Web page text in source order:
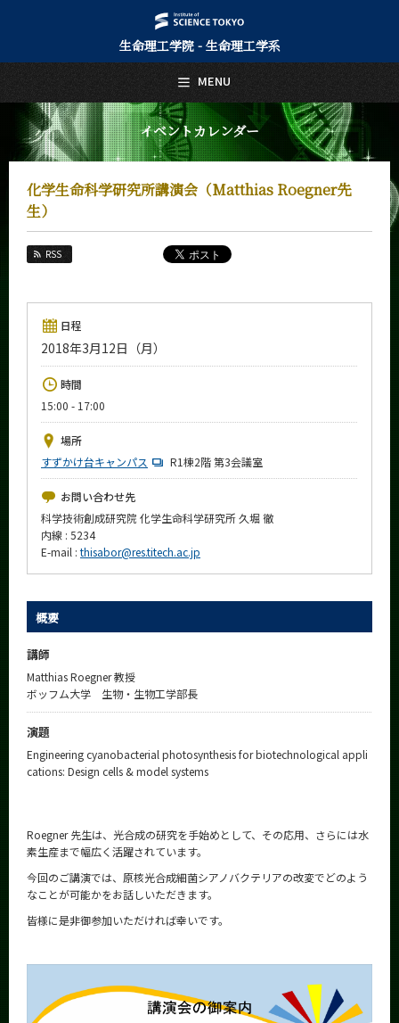
生命理工学院 - 生命理工学系
イベントカレンダー
化学生命科学研究所講演会（Matthias Roegner先
生）
RSS
日程
2018年3月12日（月）
時間
15:00 - 17:00
場所
すずかけ台キャンパス
R1棟2階 第3会議室
お問い合わせ先
科学技術創成研究院 化学生命科学研究所 久堀 徹
内線 : 5234
E-mail :thisabor@res.titech.ac.jp
概要
講師
Matthias Roegner 教授
ボッフム大学 生物・生物工学部長
演題
Engineering cyanobacterial photosynthesis for biotechnological appli
cations: Design cells & model systems
Roegner 先生は、光合成の研究を手始めとして、その応用、さらには水
素生産まで幅広く活躍されています。
今回のご講演では、原核光合成細菌シアノバクテリアの改変でどのよう
なことが可能かをお話しいただきます。
皆様に是非御参加いただければ幸いです。
MENU
日本語 English
トップページ
Top Page
生命理工学系について
About Us
教員・研究室
Faculty and Laboratories
未来
入学案内
News
イベントカレンダー
Event Calendar
今後のイベント
今後の課程別イベント
年別アーカイブ
CLOSE